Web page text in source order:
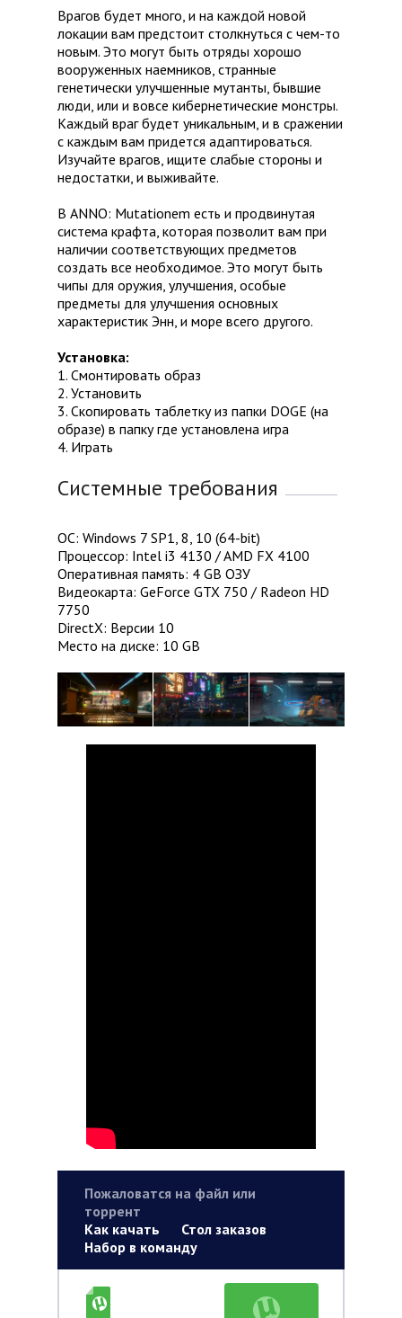
Врагов будет много, и на каждой новой
локации вам предстоит столкнуться с чем-то
новым. Это могут быть отряды хорошо
вооруженных наемников, странные
генетически улучшенные мутанты, бывшие
люди, или и вовсе кибернетические монстры.
Каждый враг будет уникальным, и в сражении
с каждым вам придется адаптироваться.
Изучайте врагов, ищите слабые стороны и
недостатки, и выживайте.
В ANNO: Mutationem есть и продвинутая
система крафта, которая позволит вам при
наличии соответствующих предметов
создать все необходимое. Это могут быть
чипы для оружия, улучшения, особые
предметы для улучшения основных
характеристик Энн, и море всего другого.
Установка:
1. Смонтировать образ
2. Установить
3. Скопировать таблетку из папки DOGE (на
образе) в папку где установлена игра
4. Играть
Системные требования
ОС: Windows 7 SP1, 8, 10 (64-bit)
Процессор: Intel i3 4130 / AMD FX 4100
Оперативная память: 4 GB ОЗУ
Видеокарта: GeForce GTX 750 / Radeon HD
7750
DirectX: Версии 10
Место на диске: 10 GB
Пожаловатся на файл или
торрент
Как качать
Стол заказов
Набор в команду